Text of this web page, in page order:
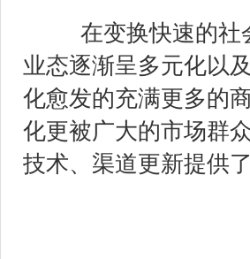
在变换快速的社会
业态逐渐呈多元化以
化愈发的充满更多的
化更被广大的市场群
技术、渠道更新提供